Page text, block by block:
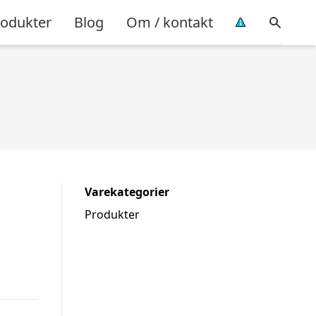
Blog Om / kontakt
Varekategorier
Produkter